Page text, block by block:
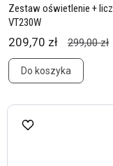
Zestaw oświetlenie +
VT230W
209,70 zł 299,00 zł
Do koszyka